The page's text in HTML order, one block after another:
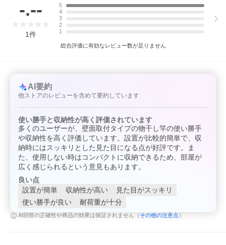
吊り下げ可能重量（洗濯物/脱水後）：8kg
竿の長さ：956〜1709mm
最大ストローク：下方向へ316mm 前方へ492mm
サイズ
外形寸法：137×1115×高さ139mm
-.--
1件
5
4
3
2
1
総合評価に有効なレビュー数が足りません
AI要約
他ストアのレビューを含めて要約しています
使い勝手と収納性が高く評価されています
多くのユーザーが、壁面取付タイプの物干し竿の使い勝手
や収納性を高く評価しています。設置が比較的簡単で、収
納時にはスッキリとした見た目になる点が好評です。ま
た、使用しない時はコンパクトに収納できるため、部屋が
広く感じられるという意見もあります。
良い点
設置が簡単
収納性が高い
見た目がスッキリ
使い勝手が良い
耐荷重が十分
AI回答の正確性や商品の効果は保証されません（ その他の注意点 ）